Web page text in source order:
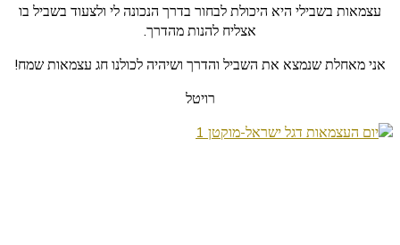
עצמאות בשבילי היא היכולת לבחור בדרך הנכונה לי ולצעוד בשביל בו
אצליח להנות מהדרך.
אני מאחלת שנמצא את השביל והדרך ושיהיה לכולנו חג עצמאות שמח!
רויטל